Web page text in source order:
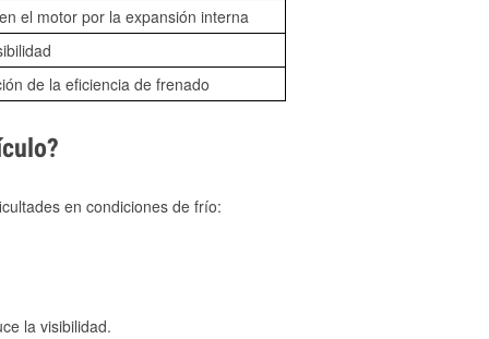
el motor por la expansión interna
de la eficiencia de frenado
en condiciones de frío:
la visibilidad.